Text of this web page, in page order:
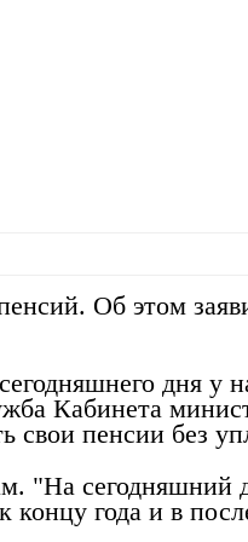
Об этом
дня у
Кабинета
пенсии без
"На сегодняшний
года и в